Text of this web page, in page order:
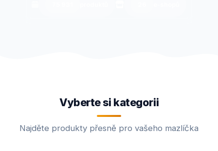
Vyberte si kategorii
Najděte produkty přesně pro vašeho mazlíčka